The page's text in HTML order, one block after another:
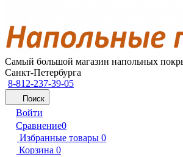
Самый большой магазин напольных
Санкт-Петербурга
8-812-237-39-05
Поиск
Войти
Сравнение0
Избранные товары 0
Корзина 0